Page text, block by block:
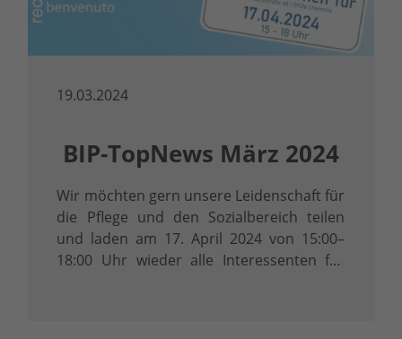
19.03.2024
BIP-TopNews März 2024
Wir möchten gern unsere Leidenschaft für
die Pflege und den Sozialbereich teilen
und laden am 17. April 2024 von 15:00–
18:00 Uhr wieder alle Interessenten für